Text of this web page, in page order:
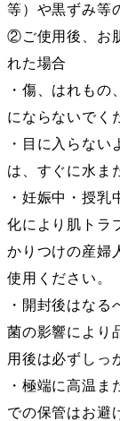
等）や黒ずみ等
②ご使用後、お
れた場合
・傷、はれもの
にならないでく
・目に入らな
は、すぐに水ま
・妊娠中・授
化により肌トラ
かりつけの産婦
使用ください。
・開封後はな
菌の影響により
用後は必ずしっ
・極端に高温
での保管はお避